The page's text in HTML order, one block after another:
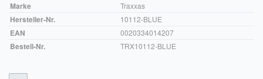
Datenschutzerklärung
Hinweise zur Batterieentsorgung
Marke Traxxas
Hersteller-Nr. 10112-BLUE
EAN 0020334014207
Bestell-Nr. TRX10112-BLUE